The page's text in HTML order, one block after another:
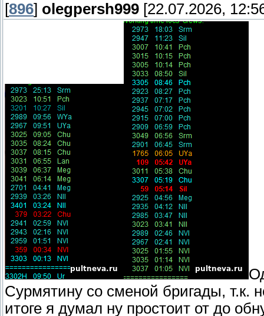
[896] olegpersh999 [22.07.2026,
Сурмятину со сменой бригады, т.к.
итоге я думал ну простоит от до